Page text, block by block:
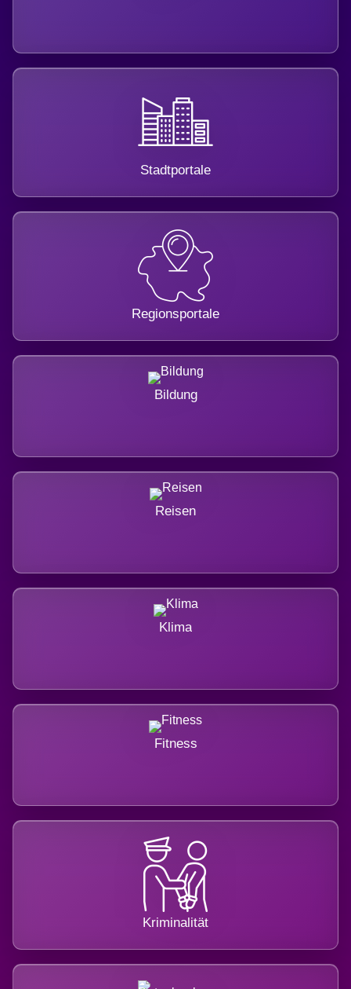
Stadtportale
Regionsportale
Bildung
Reisen
Klima
Fitness
Kriminalität